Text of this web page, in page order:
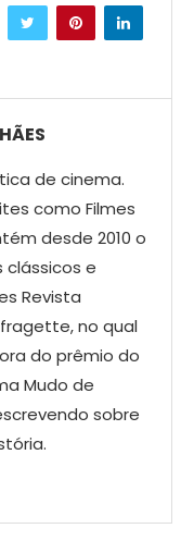
de cinema.
como Filmes
desde 2010 o
clássicos e
Revista
no qual
do prêmio do
Mudo de
sobre